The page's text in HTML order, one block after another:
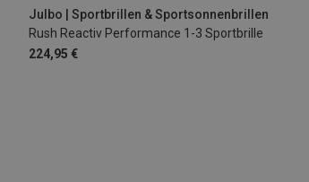
Julbo | Sportbrillen & Sportsonnenbrillen
Rush Reactiv Performance 1-3 Sportbrille
224,95 €